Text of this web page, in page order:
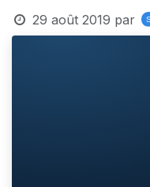
29 août 2019 par